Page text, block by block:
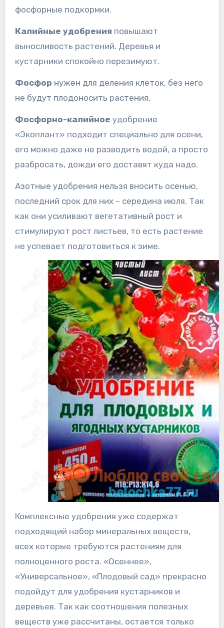
фосфорные подкормки.
Калийные удобрения повышают
выносливость растений. Деревья и
кустарники спокойно перезимуют.
Фосфор нужен для деления клеток, без него
не будут плодоносить растения.
Фосфорно-калийное удобрение
«Экоплант» подходит специально для осени,
его можно даже не разводить водой, а просто
разбросать, дожди его доставят куда надо.
Азотные удобрения нельзя вносить осенью,
последний срок для них – середина июля. Так
как они усиливают вегетативный рост и
стимулируют рост листьев, то есть растение
не успевает подготовиться к зиме.
Комплексные удобрения уже содержат
подходящий набор минеральных веществ,
всех которые требуются растениям для
полноценного роста. «Осеннее»,
«Универсальное», «Плодовый сад» прекрасно
подойдут для удобрения кустарников и
деревьев. Так как соотношения полезных
веществ уже рассчитаны, остается только